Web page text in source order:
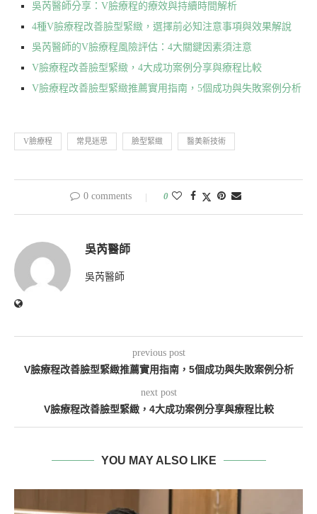
吳芮醫師分享：V臉療程的療效與持續時間解析
4種V臉療程改善臉型緊緻，選擇前必知注意事項與效果解說
吳芮醫師的V臉療程風險評估：4大關鍵因素須注意
V臉療程改善臉型緊緻，4大成功案例分享與療程比較
V臉療程改善臉型緊緻推薦實用指南，5個成功與失敗案例分析
V臉療程 常見迷思 臉型緊緻 醫美新技術
0 comments 0
吳芮醫師
吳芮醫師
previous post
V臉療程改善臉型緊緻推薦實用指南，5個成功與失敗案例分析
next post
V臉療程改善臉型緊緻，4大成功案例分享與療程比較
YOU MAY ALSO LIKE